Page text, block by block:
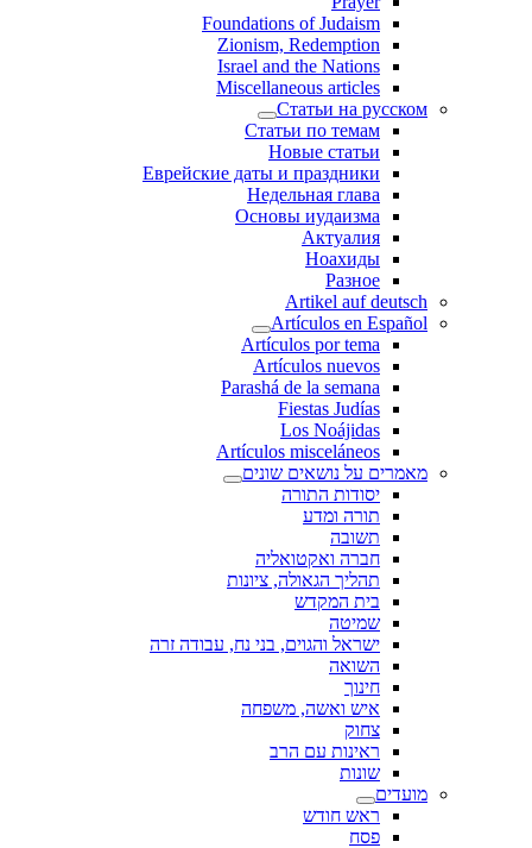
Foundations of Judaism
Zionism, Redemption
Israel and the Nations
Miscellaneous articles
Статьи на русском
Статьи по темам
Новые статьи
Еврейские даты и праздники
Недельная глава
Основы иудаизма
Актуалия
Ноахиды
Разное
Artikel auf deutsch
Artículos en Español
Artículos por tema
Artículos nuevos
Parashá de la semana
Fiestas Judías
Los Noájidas
Artículos misceláneos
מאמרים על נושאים שונים
יסודות התורה
תורה ומדע
תשובה
חברה ואקטואליה
תהליך הגאולה, ציונות
בית המקדש
שמיטה
ישראל והגוים, בני נח, עבודה זרה
השואה
חינוך
איש ואשה, משפחה
צחוק
ראינות עם הרב
שונות
מועדים
ראש חודש
פסח